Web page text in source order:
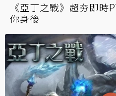
《亞丁之戰》超夯即時
你身後